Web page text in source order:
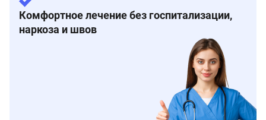
Комфортное лечение без госпитализации,
наркоза и швов